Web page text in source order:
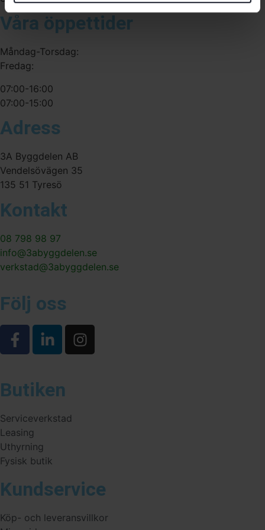
Våra öppettider
Måndag-Torsdag:
Fredag:
07:00-16:00
07:00-15:00
Adress
3A Byggdelen AB
Vendelsövägen 35
135 51 Tyresö
Kontakt
08 798 98 97
info@3abyggdelen.se
verkstad@3abyggdelen.se
Följ oss
Butiken
Serviceverkstad
Leasing
Uthyrning
Fysisk butik
Kundservice
Köp- och leveransvillkor